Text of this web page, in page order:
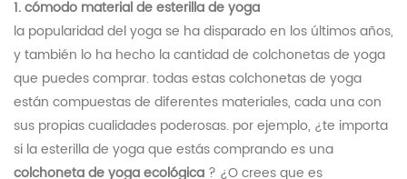
1. cómodo material de esterilla de yoga
la popularidad del yoga se ha disparado en los últimos años,
y también lo ha hecho la cantidad de colchonetas de yoga
que puedes comprar. todas estas colchonetas de yoga
están compuestas de diferentes materiales, cada una con
sus propias cualidades poderosas. por ejemplo, ¿te importa
si la esterilla de yoga que estás comprando es una
colchoneta de yoga ecológica ? ¿O crees que es